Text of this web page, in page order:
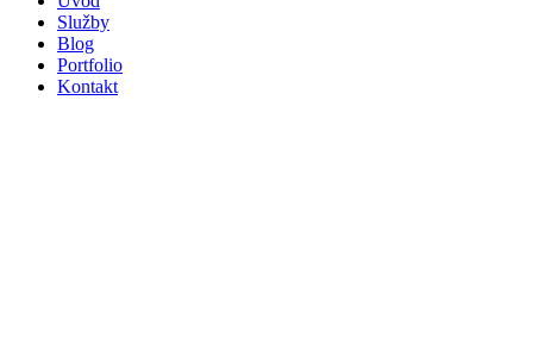
Služby
Blog
Portfolio
Kontakt